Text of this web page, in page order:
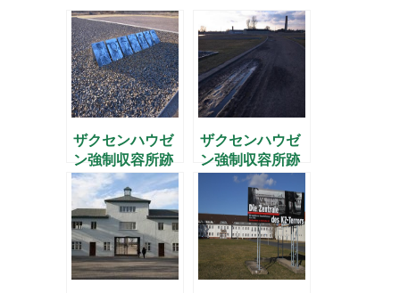
ザクセンハウゼ
ン強制収容所跡
を歩く(4) -壁の
向こうのガス室-
ザクセンハウゼ
ン強制収容所跡
を歩く(5) -収容
所で見た夕日-